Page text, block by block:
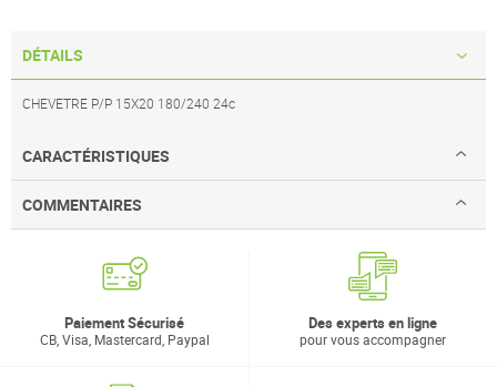
DÉTAILS
CHEVETRE P/P 15X20 180/240 24c
CARACTÉRISTIQUES
COMMENTAIRES
Paiement Sécurisé
CB, Visa, Mastercard, Paypal
Des experts en ligne
pour vous accompagner